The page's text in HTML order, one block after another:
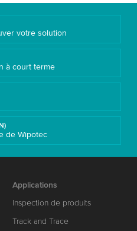
votre solution
à court terme
de Wipotec
Applications
Inspection de produits
Track and Trace